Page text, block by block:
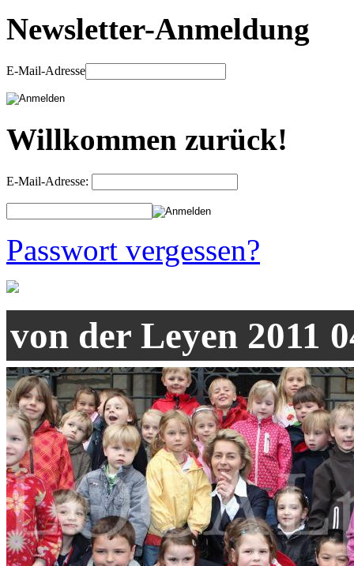
Newsletter-Anmeldung
E-Mail-Adresse
Willkommen zurück!
E-Mail-Adresse:
Passwort vergessen?
von der Leyen 2011